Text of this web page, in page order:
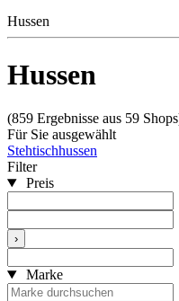
Hussen
Hussen
(859 Ergebnisse aus 59
Für Sie ausgewählt
Stehtischhussen
Filter
Preis
›
Marke